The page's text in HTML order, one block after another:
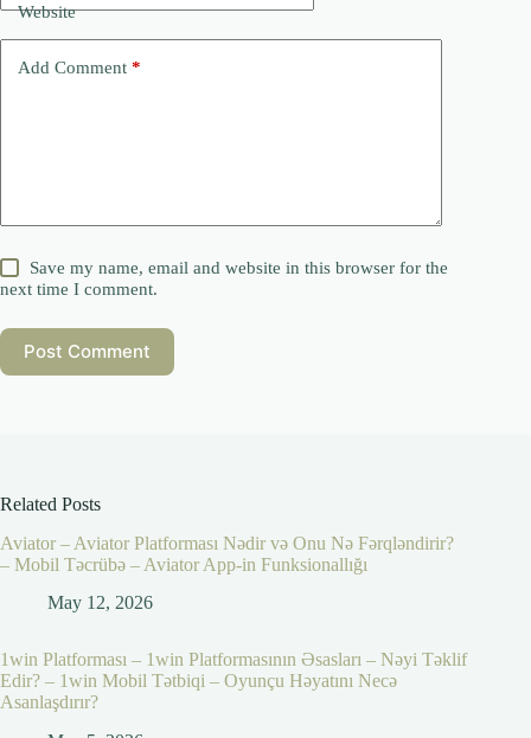
Website
Add Comment *
Save my name, email and website in this browser for the
next time I comment.
Post Comment
Related Posts
Aviator – Aviator Platforması Nədir və Onu Nə Fərqləndirir?
– Mobil Təcrübə – Aviator App-in Funksionallığı
May 12, 2026
1win Platforması – 1win Platformasının Əsasları – Nəyi Təklif
Edir? – 1win Mobil Tətbiqi – Oyunçu Həyatını Necə
Asanlaşdırır?